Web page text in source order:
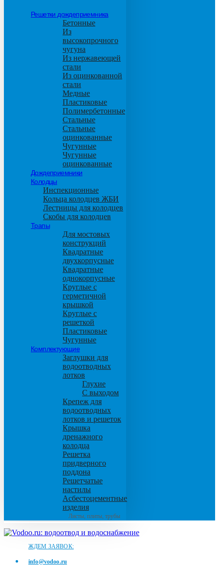
Решетки дождеприемника
Бетонные
Из
высокопрочного
чугуна
Из нержавеющей
стали
Из оцинкованной
стали
Медные
Пластиковые
Полимербетонные
Стальные
Стальные
оцинкованные
Чугунные
Чугунные
оцинкованные
Дождеприемники
Колодцы
Инспекционные
Кольца колодцев ЖБИ
Лестницы для колодцев
Скобы для колодцев
Трапы
Для мостовых
конструкций
Квадратные
двухкорпусные
Квадратные
однокорпусные
Круглые с
герметичной
крышкой
Круглые с
решеткой
Пластиковые
Чугунные
Комплектующие
Заглушки для
водоотводных
лотков
Глухие
С выходом
Крепеж для
водоотводных
лотков и решеток
Крышка
дренажного
колодца
Решетка
придверного
поддона
Решетчатые
настилы
Асбестоцементные
изделия
Листы, плиты, трубы
ЖДЕМ ЗАЯВОК:
info@vodoo.ru